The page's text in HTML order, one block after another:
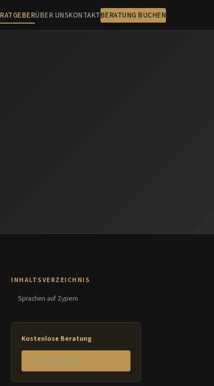
RATGEBERÜBER UNSKONTAKTBERATUNG BUCHEN
INHALTSVERZEICHNIS
Sprachen auf Zypern
Kostenlose Beratung
Termin buchen